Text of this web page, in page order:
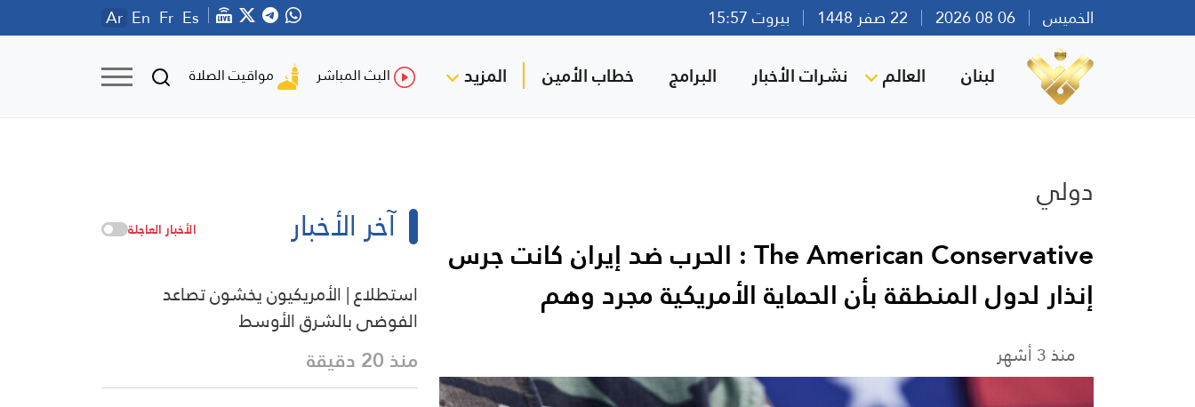
الخميس بيروت 15:57 Ar En Fr Es
لبنان العالم نشرات الأخبار البرامج خطاب الأمين المزيد البث المباشر مواقيت الصلاة
دولي
The American Conservative : الحرب ضد إيران كانت جرس
إنذار لدول المنطقة بأن الحماية الأمريكية مجرد وهم
منذ 3 أشهر
آخر الأخبار الأخبار العاجلة
استطلاع | الأمريكيون يخشون تصاعد
الفوضى بالشرق الأوسط
منذ 20 دقيقة